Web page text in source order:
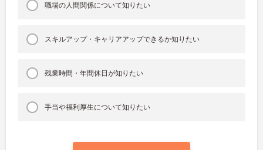
職場の人間関係について知りたい
スキルアップ・キャリアアップできるか知りたい
残業時間・年間休日が知りたい
手当や福利厚生について知りたい